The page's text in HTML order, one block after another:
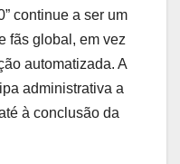
continue a ser um
fãs global, em vez
automatizada. A
administrativa a
à conclusão da